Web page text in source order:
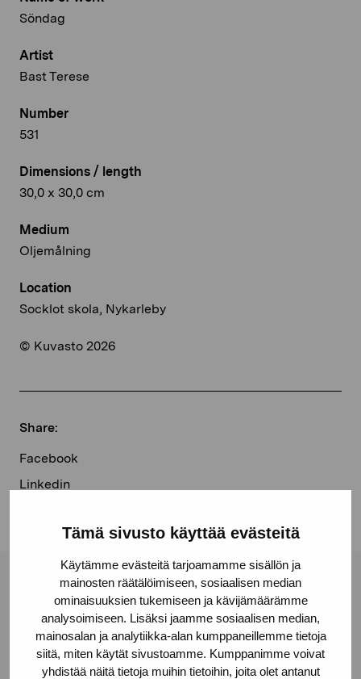
Tämä sivusto käyttää evästeitä
Käytämme evästeitä tarjoamamme sisällön ja
mainosten räätälöimiseen, sosiaalisen median
ominaisuuksien tukemiseen ja kävijämäärämme
analysoimiseen. Lisäksi jaamme sosiaalisen median,
mainosalan ja analytiikka-alan kumppaneillemme tietoja
siitä, miten käytät sivustoamme. Kumppanimme voivat
yhdistää näitä tietoja muihin tietoihin, joita olet antanut
Söndag
Artist
Bast Terese
Number
531
Dimensions / length
30,0 x 30,0 cm
Medium
Oljemålning
Location
Socklot skola, Nykarleby
© Kuvasto 2026
Share:
Facebook
Linkedin
Pro Artibus Foundation
Gustav Wasas gata 11
10600 Ekenäs